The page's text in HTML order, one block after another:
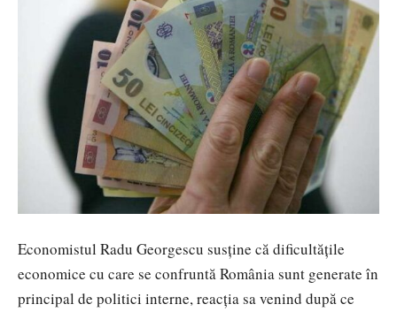
Economistul Radu Georgescu susține că dificultățile
economice cu care se confruntă România sunt generate în
principal de politici interne, reacția sa venind după ce